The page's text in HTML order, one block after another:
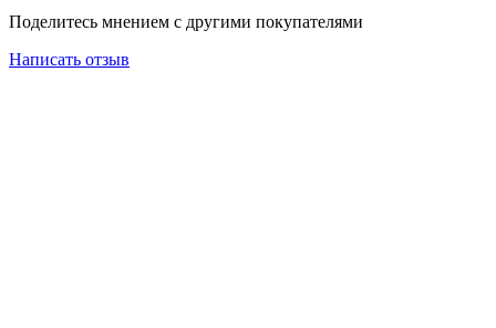
Поделитесь мнением с другими покупателями
Написать отзыв